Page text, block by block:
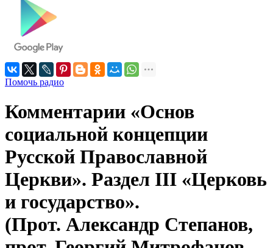
Помочь радио
Комментарии «Основ
социальной концепции
Русской Православной
Церкви». Раздел III «Церковь
и государство».
(Прот. Александр Степанов,